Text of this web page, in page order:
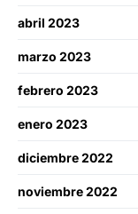
abril 2023
marzo 2023
febrero 2023
enero 2023
diciembre 2022
noviembre 2022